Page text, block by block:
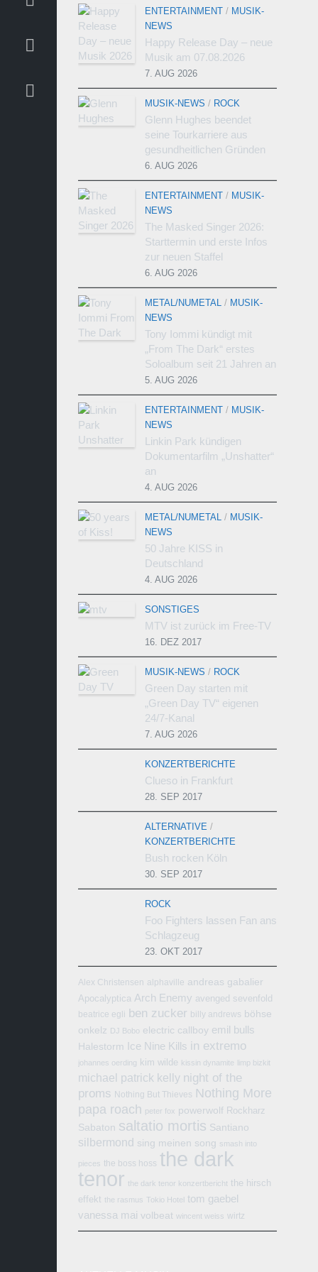
ENTERTAINMENT / MUSIK-
NEWS
Happy Release Day – neue
Musik am 07.08.2026
7. AUG 2026
MUSIK-NEWS / ROCK
Glenn Hughes beendet
seine Tourkarriere aus
gesundheitlichen Gründen
6. AUG 2026
ENTERTAINMENT / MUSIK-
NEWS
The Masked Singer 2026:
Starttermin und erste Infos
zur neuen Staffel
6. AUG 2026
METAL/NUMETAL / MUSIK-
NEWS
Tony Iommi kündigt mit
„From The Dark“ erstes
Soloalbum seit 21 Jahren an
5. AUG 2026
ENTERTAINMENT / MUSIK-
NEWS
Linkin Park kündigen
Dokumentarfilm „Unshatter“
an
4. AUG 2026
METAL/NUMETAL / MUSIK-
NEWS
50 Jahre KISS in
Deutschland
4. AUG 2026
SONSTIGES
MTV ist zurück im Free-TV
16. DEZ 2017
MUSIK-NEWS / ROCK
Green Day starten mit
„Green Day TV“ eigenen
24/7-Kanal
7. AUG 2026
KONZERTBERICHTE
Clueso in Frankfurt
28. SEP 2017
ALTERNATIVE /
KONZERTBERICHTE
Bush rocken Köln
30. SEP 2017
ROCK
Foo Fighters lassen Fan ans
Schlagzeug
23. OKT 2017
Alex Christensen alphaville andreas gabalier
Apocalyptica Arch Enemy avenged sevenfold
beatrice egli ben zucker billy andrews böhse
onkelz DJ Bobo electric callboy emil bulls
Halestorm Ice Nine Kills in extremo
johannes oerding kim wilde kissin dynamite limp bizkit
michael patrick kelly night of the
proms Nothing But Thieves Nothing More
papa roach peter fox powerwolf Rockharz
Sabaton saltatio mortis Santiano
silbermond sing meinen song smash into
pieces the boss hoss the dark
tenor the dark tenor konzertbericht the hirsch
effekt the rasmus Tokio Hotel tom gaebel
vanessa mai volbeat wincent weiss wirtz